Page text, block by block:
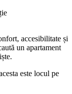
accesibilitate și
un apartament
este locul pe